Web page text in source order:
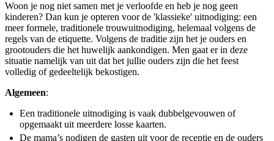
Woon je nog niet samen met je verloofde en heb je nog geen
kinderen? Dan kun je opteren voor de 'klassieke' uitnodiging: een
meer formele, traditionele trouwuitnodiging, helemaal volgens de
regels van de etiquette. Volgens de traditie zijn het je ouders en
grootouders die het huwelijk aankondigen. Men gaat er in deze
situatie namelijk van uit dat het jullie ouders zijn die het feest
volledig of gedeeltelijk bekostigen.
Algemeen:
Een traditionele uitnodiging is vaak dubbelgevouwen of
opgemaakt uit meerdere losse kaarten.
De mama’s nodigen de gasten uit voor de receptie en de ouders